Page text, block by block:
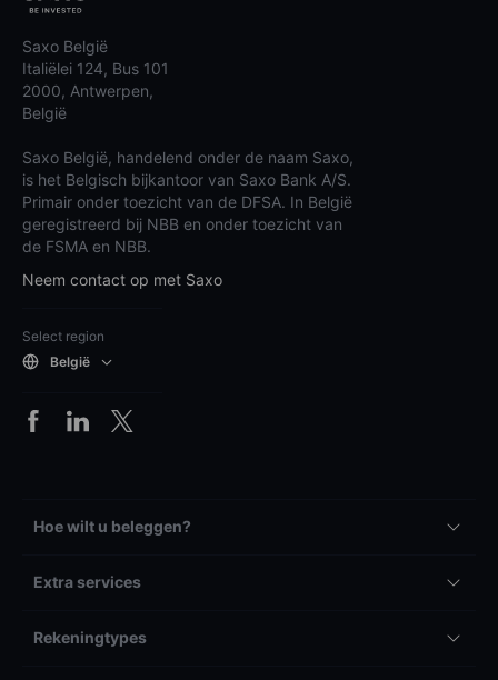
Saxo België
Italiëlei 124, Bus 101
2000, Antwerpen,
België
Saxo België, handelend onder de naam Saxo,
is het Belgisch bijkantoor van Saxo Bank A/S.
Primair onder toezicht van de DFSA. In België
geregistreerd bij NBB en onder toezicht van
de FSMA en NBB.
Neem contact op met Saxo
Select region
België
Hoe wilt u beleggen?
Extra services
Rekeningtypes